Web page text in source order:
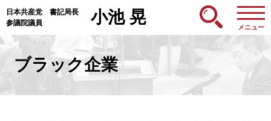
日本共産党 書記局長
参議院議員
小池 晃
メニュー
ブラック企業